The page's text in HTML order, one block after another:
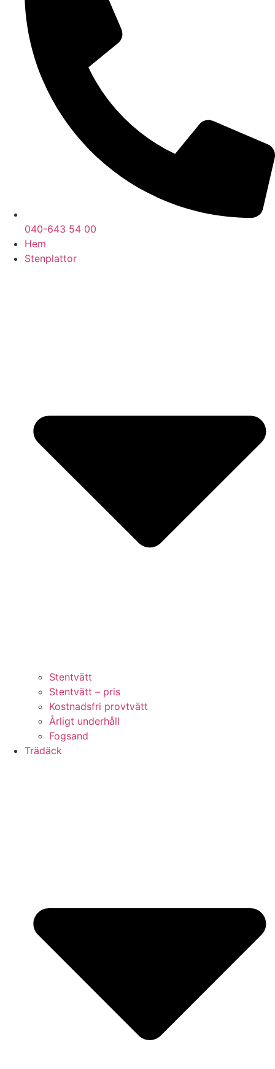
040-643 54 00
Hem
Stenplattor
Stentvätt
Stentvätt – pris
Kostnadsfri provtvätt
Årligt underhåll
Fogsand
Trädäck